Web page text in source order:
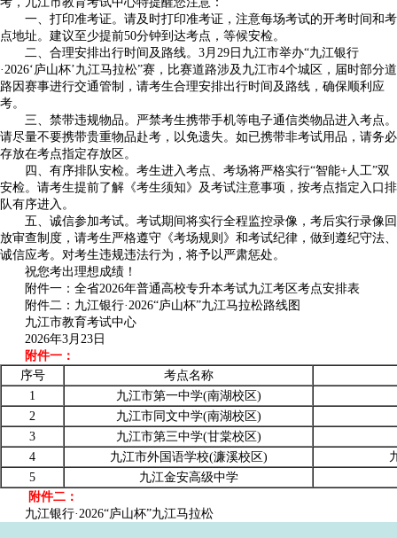
一、打印准考证。请及时打印准考证，注意每场考试的开考时间和考
点地址。建议至少提前50分钟到达考点，等候安检。
二、合理安排出行时间及路线。3月29日九江市举办“九江银行
·2026‘庐山杯’九江马拉松”赛，比赛道路涉及九江市4个城区，届时部分道
路因赛事进行交通管制，请考生合理安排出行时间及路线，确保顺利应
考。
三、禁带违规物品。严禁考生携带手机等电子通信类物品进入考点。
请尽量不要携带贵重物品赴考，以免遗失。如已携带非考试用品，请务必
存放在考点指定存放区。
四、有序排队安检。考生进入考点、考场将严格实行“智能+人工”双
安检。请考生提前了解《考生须知》及考试注意事项，按考点指定入口排
队有序进入。
五、诚信参加考试。考试期间将实行全程监控录像，考后实行录像回
放审查制度，请考生严格遵守《考场规则》和考试纪律，做到遵纪守法、
诚信应考。对考生违规违法行为，将予以严肃惩处。
祝您考出理想成绩！
附件一：全省2026年普通高校专升本考试九江考区考点安排表
附件二：九江银行·2026“庐山杯”九江马拉松路线图
九江市教育考试中心
2026年3月23日
附件一：
序号
考点名称
1
九江市第一中学(南湖校区)
2
九江市同文中学(南湖校区)
3
九江市第三中学(甘棠校区)
4
九江市外国语学校(濂溪校区)
5
九江金安高级中学
附件二：
九江银行·2026“庐山杯”九江马拉松